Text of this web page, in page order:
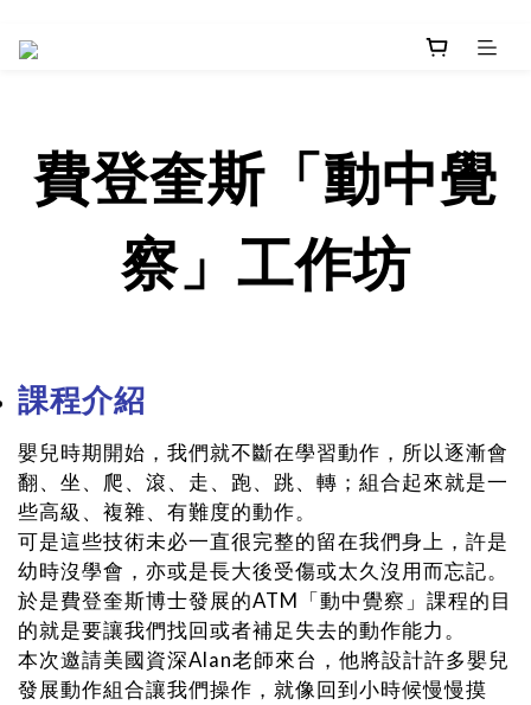
費登奎斯「動中覺
察」工作坊
課程介紹
嬰兒時期開始，我們就不斷在學習動作，所以逐漸會
翻、坐、爬、滾、走、跑、跳、轉；組合起來就是一
些高級、複雜、有難度的動作。
可是這些技術未必一直很完整的留在我們身上，許是
幼時沒學會，亦或是長大後受傷或太久沒用而忘記。
於是費登奎斯博士發展的ATM「動中覺察」課程的目
的就是要讓我們找回或者補足失去的動作能力。
本次邀請美國資深Alan老師來台，他將設計許多嬰兒
發展動作組合讓我們操作，就像回到小時候慢慢摸